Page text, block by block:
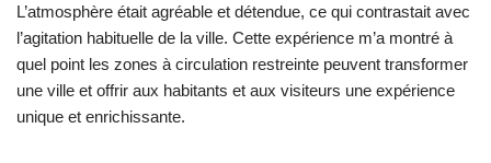
L’atmosphère était agréable et détendue, ce qui contrastait avec
l’agitation habituelle de la ville. Cette expérience m’a montré à
quel point les zones à circulation restreinte peuvent transformer
une ville et offrir aux habitants et aux visiteurs une expérience
unique et enrichissante.